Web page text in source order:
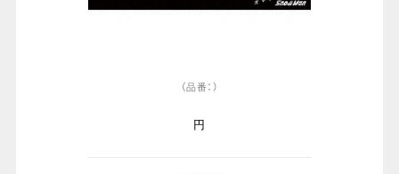
（品番：）
円